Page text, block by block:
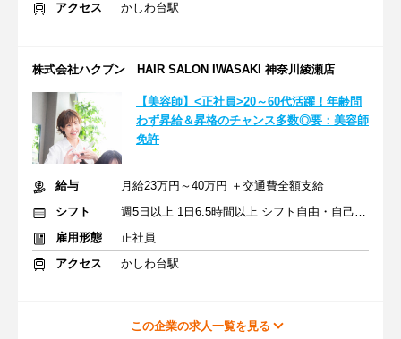
アクセス
かしわ台駅
株式会社ハクブン HAIR SALON IWASAKI 神奈川綾瀬店
【美容師】<正社員>20～60代活躍！年齢問
わず昇給＆昇格のチャンス多数◎要：美容師
免許
給与
月給23万円～40万円 ＋交通費全額支給
シフト
週5日以上 1日6.5時間以上 シフト自由・自己申告
雇用形態
正社員
アクセス
かしわ台駅
この企業の求人一覧を見る